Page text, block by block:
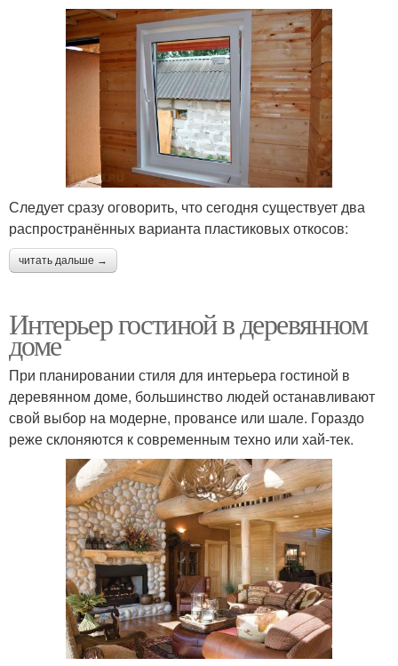
Следует сразу оговорить, что сегодня существует два
распространённых варианта пластиковых откосов:
читать дальше →
Интерьер гостиной в деревянном
доме
При планировании стиля для интерьера гостиной в
деревянном доме, большинство людей останавливают
свой выбор на модерне, провансе или шале. Гораздо
реже склоняются к современным техно или хай-тек.